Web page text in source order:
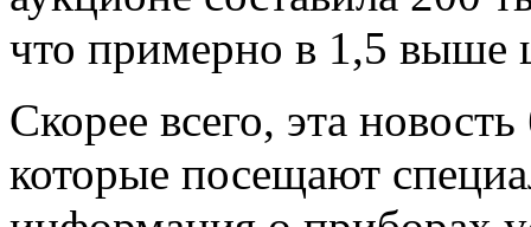
что примерно в 1,5 выше
Скорее всего, эта
которые посещают